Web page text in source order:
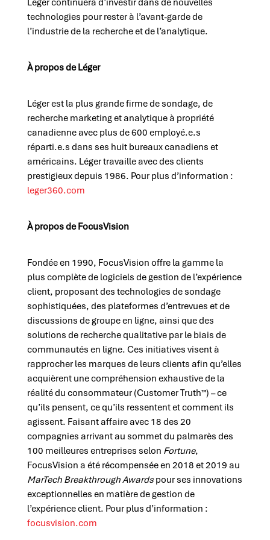
Léger continuera d’investir dans de nouvelles
technologies pour rester à l’avant-garde de
l’industrie de la recherche et de l’analytique.
À propos de Léger
Léger est la plus grande firme de sondage, de
recherche marketing et analytique à propriété
canadienne avec plus de 600 employé.e.s
réparti.e.s dans ses huit bureaux canadiens et
américains. Léger travaille avec des clients
prestigieux depuis 1986. Pour plus d’information :
leger360.com
À propos de FocusVision
Fondée en 1990, FocusVision offre la gamme la
plus complète de logiciels de gestion de l’expérience
client, proposant des technologies de sondage
sophistiquées, des plateformes d’entrevues et de
discussions de groupe en ligne, ainsi que des
solutions de recherche qualitative par le biais de
communautés en ligne. Ces initiatives visent à
rapprocher les marques de leurs clients afin qu’elles
acquièrent une compréhension exhaustive de la
réalité du consommateur (Customer Truth™) – ce
qu’ils pensent, ce qu’ils ressentent et comment ils
agissent. Faisant affaire avec 18 des 20
compagnies arrivant au sommet du palmarès des
100 meilleures entreprises selon Fortune,
FocusVision a été récompensée en 2018 et 2019 au
MarTech Breakthrough Awardspour ses innovations
exceptionnelles en matière de gestion de
l’expérience client. Pour plus d’information :
focusvision.com